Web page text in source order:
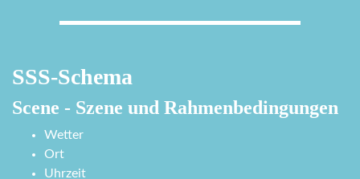
SSS-Schema
Scene - Szene und Rahmenbedingungen
Wetter
Ort
Uhrzeit